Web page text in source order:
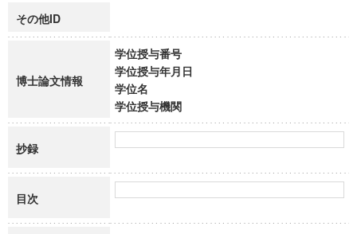
その他ID
博士論文情報
学位授与番号
学位授与年月日
学位名
学位授与機関
抄録
目次